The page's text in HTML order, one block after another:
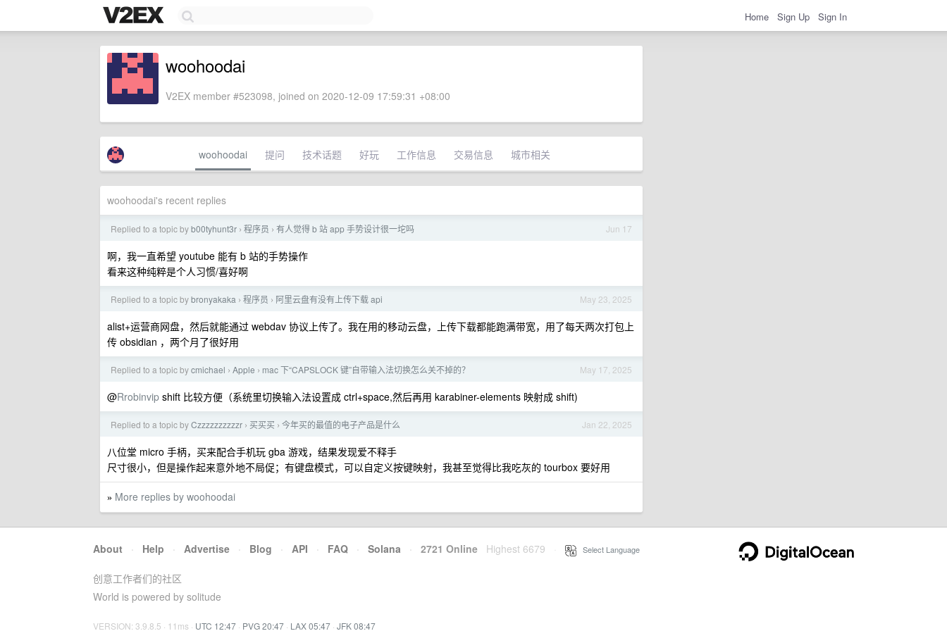
Home Sign Up Sign In
woohoodai
V2EX member #523098, joined on 2020-12-09 17:59:31 +08:00
woohoodai 提问 技术话题 好玩 工作信息 交易信息 城市相关
woohoodai's recent replies
Jun 17
Replied to a topic byb00tyhunt3r › 程序员 › 有人觉得 b 站 app 手势设计很一坨吗
啊，我一直希望 youtube 能有 b 站的手势操作
看来这种纯粹是个人习惯/喜好啊
May 23, 2025
Replied to a topic bybronyakaka › 程序员 › 阿里云盘有没有上传下载 api
alist+运营商网盘，然后就能通过 webdav 协议上传了。我在用的移动云盘，上传下载都能跑满带宽，用了每天两次打包上
传 obsidian ，两个月了很好用
May 17, 2025
Replied to a topic bycmichael › Apple › mac 下“CAPSLOCK 键”自带输入法切换怎么关不掉的？
@Rrobinvip shift 比较方便（系统里切换输入法设置成 ctrl+space,然后再用 karabiner-elements 映射成 shift)
Jan 22, 2025
Replied to a topic byCzzzzzzzzzzr › 买买买 › 今年买的最值的电子产品是什么
八位堂 micro 手柄，买来配合手机玩 gba 游戏，结果发现爱不释手
尺寸很小，但是操作起来意外地不局促；有键盘模式，可以自定义按键映射，我甚至觉得比我吃灰的 tourbox 要好用
» More replies by woohoodai
About · Help · Advertise · Blog · API · FAQ · Solana · 2721 Online Highest 6679 Select Language
创意工作者们的社区
World is powered by solitude
VERSION: 3.9.8.5 · 11ms · UTC 12:47 · PVG 20:47 · LAX 05:47 · JFK 08:47